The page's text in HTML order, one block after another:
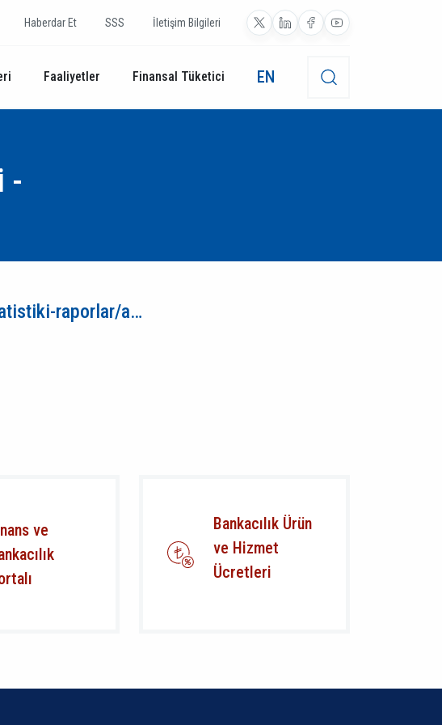
Haberdar Et SSS İletişim Bilgileri
Faaliyetler Finansal Tüketici EN
-
raporlar/a…
ve
Bankacılık Ürün
ve Hizmet
Ücretleri